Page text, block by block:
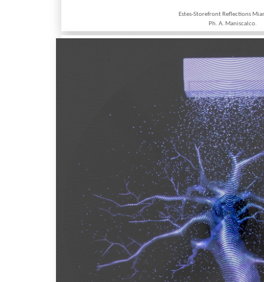
Estes-Storefront Reflections
Ph. A. Maniscalco.